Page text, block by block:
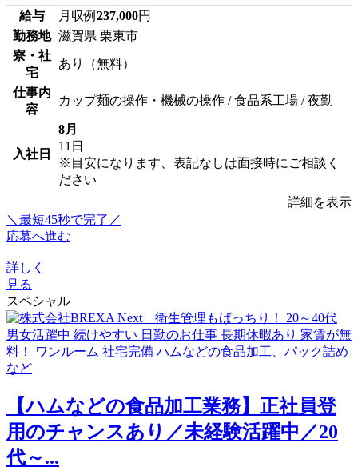
給与 月収例 237,000円
勤務地 滋賀県 栗東市
寮・社
宅
あり（無料）
仕事内
容
カップ麺の操作・機械の操作 / 食品系工場 / 夜勤
入社日
8月
11日
※目安になります、表記なしは面接時にご相談く
ださい
詳細を表示
＼最短45秒で完了／
応募へ進む
詳しく
見る
スペシャル
【ハムなどの食品加工業務】正社員登
用のチャンスあり／未経験活躍中／20
代～...